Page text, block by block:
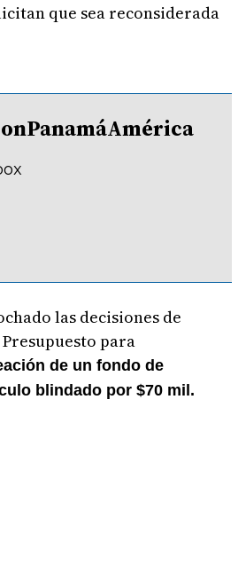
que sea reconsiderada
las decisiones de
para
de un fondo de
blindado por $70 mil.